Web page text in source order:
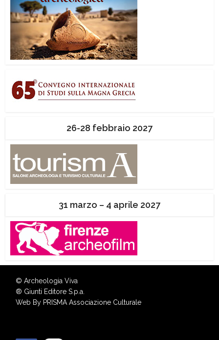
26-28 febbraio 2027
31 marzo – 4 aprile 2027
© Archeologia Viva
® Giunti Editore S.p.a.
Web By PRISMA Associazione Culturale